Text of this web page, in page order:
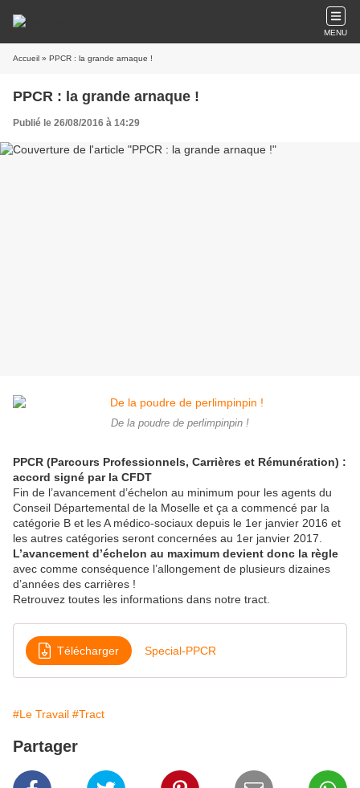
MENU
Accueil » PPCR : la grande arnaque !
PPCR : la grande arnaque !
Publié le 26/08/2016 à 14:29
De la poudre de perlimpinpin !
PPCR (Parcours Professionnels, Carrières et Rémunération) :
accord signé par la CFDT
Fin de l’avancement d’échelon au minimum pour les agents du
Conseil Départemental de la Moselle et ça a commencé par la
catégorie B et les A médico-sociaux depuis le 1er janvier 2016 et
les autres catégories seront concernées au 1er janvier 2017.
L’avancement d’échelon au maximum devient donc la règle
avec comme conséquence l’allongement de plusieurs dizaines
d’années des carrières !
Retrouvez toutes les informations dans notre tract.
Télécharger Special-PPCR
#Le Travail #Tract
Partager